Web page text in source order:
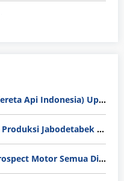
Gaji Karyawan PT KAI (Kereta Api Indonesia) Update 2025
Rata-Rata Gaji Operator Produksi Jabodetabek 2025: Bedah Tuntas UMK, Lemburan, dan Realita Hidup Buruh
Gaji Karyawan Honda Prospect Motor Semua Divisi